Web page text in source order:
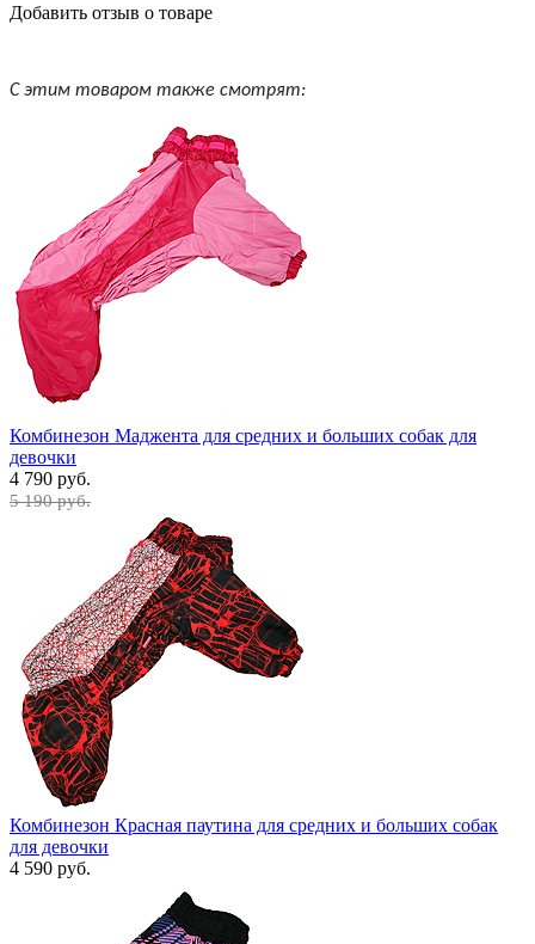
Добавить отзыв о товаре
С этим товаром также смотрят:
Комбинезон Маджента для средних и больших собак для
девочки
4 790 руб.
5 190 руб.
Комбинезон Красная паутина для средних и больших собак
для девочки
4 590 руб.